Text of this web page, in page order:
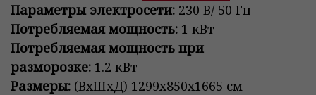
Параметры электросети: 230 В/ 50 Гц
Потребляемая мощность: 1 кВт
Потребляемая мощность при
разморозке: 1.2 кВт
Размеры: (ВxШxД) 1299х850x1665 см